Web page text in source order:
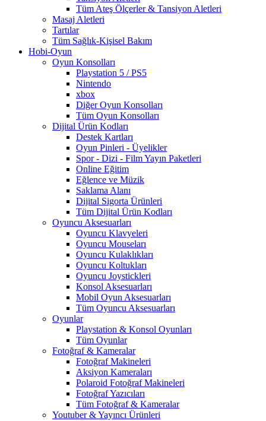
Tüm Ateş Ölçerler & Tansiyon Aletleri
Masaj Aletleri
Tartılar
Tüm Sağlık-Kişisel Bakım
Hobi-Oyun
Oyun Konsolları
Playstation 5 / PS5
Nintendo
xbox
Diğer Oyun Konsolları
Tüm Oyun Konsolları
Dijital Ürün Kodları
Destek Kartları
Oyun Pinleri - Üyelikler
Spor - Dizi - Film Yayın Paketleri
Online Eğitim
Eğlence ve Müzik
Saklama Alanı
Dijital Sigorta Ürünleri
Tüm Dijital Ürün Kodları
Oyuncu Aksesuarları
Oyuncu Klavyeleri
Oyuncu Mouseları
Oyuncu Kulaklıkları
Oyuncu Koltukları
Oyuncu Joystickleri
Konsol Aksesuarları
Mobil Oyun Aksesuarları
Tüm Oyuncu Aksesuarları
Oyunlar
Playstation & Konsol Oyunları
Tüm Oyunlar
Fotoğraf & Kameralar
Fotoğraf Makineleri
Aksiyon Kameraları
Polaroid Fotoğraf Makineleri
Fotoğraf Yazıcıları
Tüm Fotoğraf & Kameralar
Youtuber & Yayıncı Ürünleri